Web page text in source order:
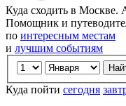
Куда сходить в Москве.
Помощник и
по интересным местам
и лучшим событиям
Куда пойти сегодня